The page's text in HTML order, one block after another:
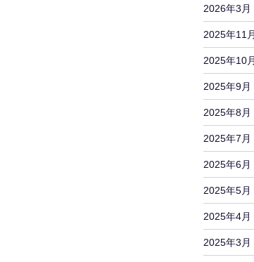
2026年3月
2025年11月
2025年10月
2025年9月
2025年8月
2025年7月
2025年6月
2025年5月
2025年4月
2025年3月